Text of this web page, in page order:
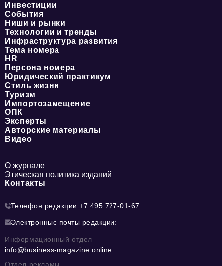
Инвестиции
События
Ниши и рынки
Технологии и тренды
Инфраструктура развития
Тема номера
HR
Персона номера
Юридический практикум
Стиль жизни
Туризм
Импортозамещение
ОПК
Эксперты
Авторские материалы
Видео
О журнале
Этическая политика изданий
Контакты
Телефон редакции:+7 495 727-01-67
Электронные почты редакции:
Информационный отдел
info@business-magazine.online
Отдел рекламы